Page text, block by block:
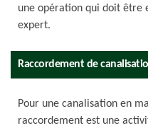
une opération qui doit être
expert.
Raccordement de
Pour une canalisation en
raccordement est une